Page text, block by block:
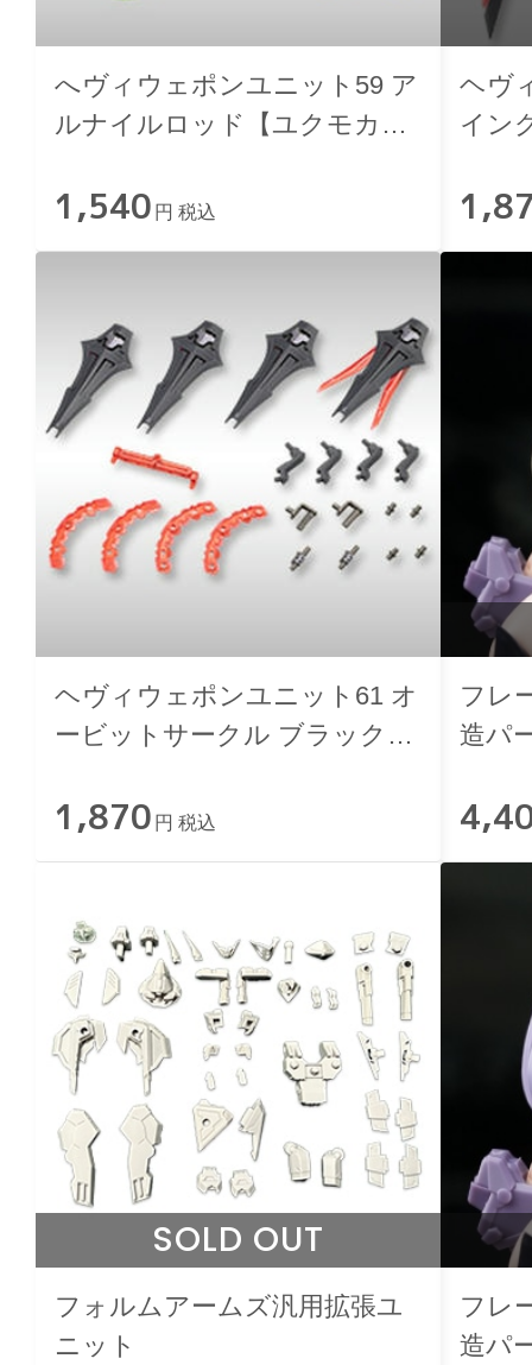
へヴィウェポンユニット59 ア
ルナイルロッド【ユクモカラ
1,540 円 税込
ヘヴ
イン
ヘヴィウェポンユニット61 オ
ービットサークル ブラック
1,870 円 税込
フレ
造パ
SOLD OUT
フォルムアームズ汎用拡張ユ
ニット
フレ
造パ